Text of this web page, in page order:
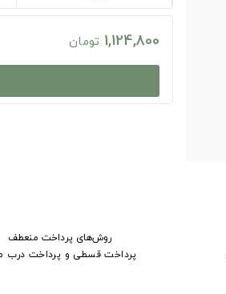
1,124,800 تومان
روش‌های پرداخت منعطف
پرداخت قسطی و پرداخت درب